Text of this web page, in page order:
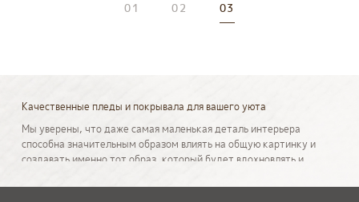
01 02 03
Качественные пледы и покрывала для вашего уюта
Мы уверены, что даже самая маленькая деталь интерьера
способна значительным образом влиять на общую картинку и
создавать именно тот образ, который будет вдохновлять и
пледов или покрывал на диван, на кровать или на кресло мы